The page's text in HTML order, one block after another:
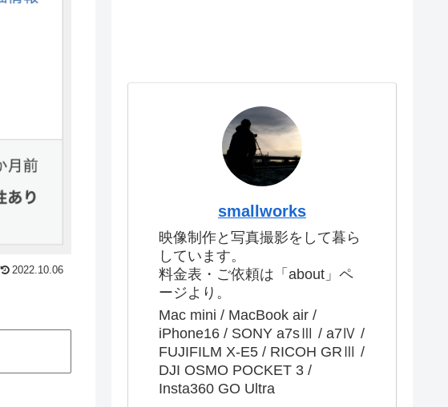
2022.10.06
smallworks
映像制作と写真撮影をして暮ら
しています。
料金表・ご依頼は「about」ペ
ージより。
Mac mini / MacBook air /
iPhone16 / SONY a7sⅢ / a7Ⅳ /
FUJIFILM X-E5 / RICOH GRⅢ /
DJI OSMO POCKET 3 /
Insta360 GO Ultra